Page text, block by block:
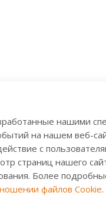
нашими
на нашем веб-
с
страниц нашего
Более
файлов Cookie.